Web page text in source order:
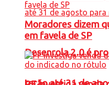
Desenrola 2.0 é
Moradores dizem
em favela de SP